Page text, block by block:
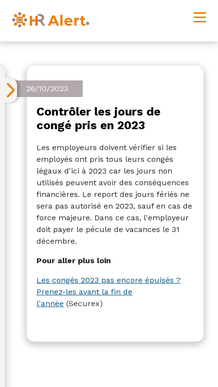
26/10/2023
Contrôler les jours de
congé pris en 2023
Les employeurs doivent vérifier si les
employés ont pris tous leurs congés
légaux d'ici à 2023 car les jours non
utilisés peuvent avoir des conséquences
financières. Le report des jours fériés ne
sera pas autorisé en 2023, sauf en cas de
force majeure. Dans ce cas, l'employeur
doit payer le pécule de vacances le 31
décembre.
Pour aller plus loin
Les congés 2023 pas encore épuisés ?
Prenez-les avant la fin de
l'année (Securex)